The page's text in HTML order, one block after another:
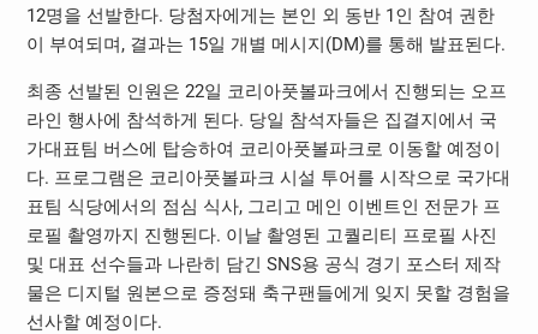
12명을 선발한다. 당첨자에게는 본인 외 동반 1인 참여 권한
이 부여되며, 결과는 15일 개별 메시지(DM)를 통해 발표된다.
최종 선발된 인원은 22일 코리아풋볼파크에서 진행되는 오프
라인 행사에 참석하게 된다. 당일 참석자들은 집결지에서 국
가대표팀 버스에 탑승하여 코리아풋볼파크로 이동할 예정이
다. 프로그램은 코리아풋볼파크 시설 투어를 시작으로 국가대
표팀 식당에서의 점심 식사, 그리고 메인 이벤트인 전문가 프
로필 촬영까지 진행된다. 이날 촬영된 고퀄리티 프로필 사진
및 대표 선수들과 나란히 담긴 SNS용 공식 경기 포스터 제작
물은 디지털 원본으로 증정돼 축구팬들에게 잊지 못할 경험을
선사할 예정이다.